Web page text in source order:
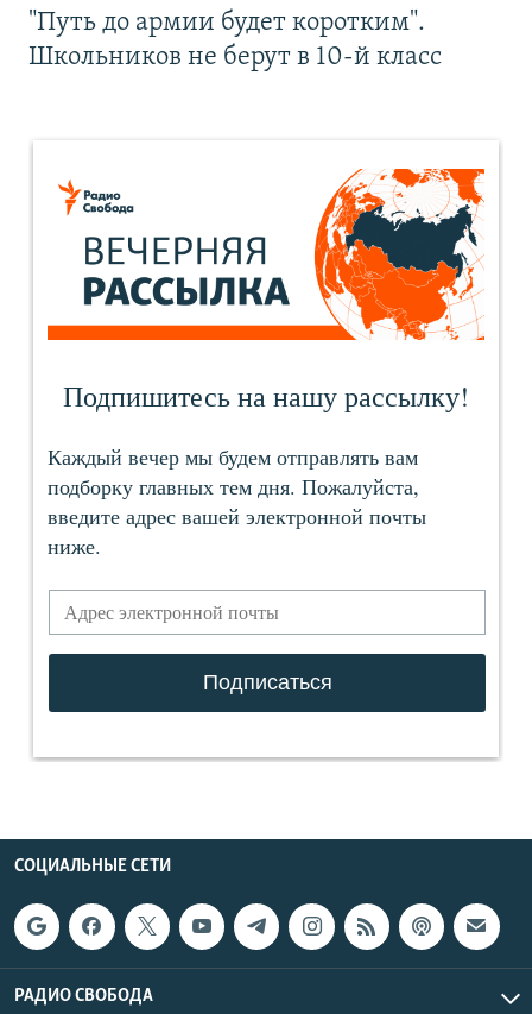
"Путь до армии будет коротким".
Школьников не берут в 10-й класс
СОЦИАЛЬНЫЕ СЕТИ
РАДИО СВОБОДА